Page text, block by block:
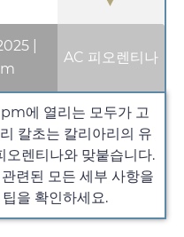
AC 피오렌티나
에 열리는 모두가 고
칼초는 칼리아리의 유
오렌티나와 맞붙습니다.
련된 모든 세부 사항을
을 확인하세요.